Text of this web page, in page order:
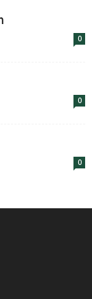
0
0
0